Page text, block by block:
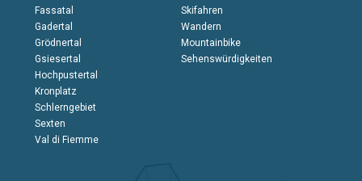
Fassatal
Gadertal
Grödnertal
Gsiesertal
Hochpustertal
Kronplatz
Schlerngebiet
Sexten
Val di Fiemme
Skifahren
Wandern
Mountainbike
Sehenswürdigkeiten